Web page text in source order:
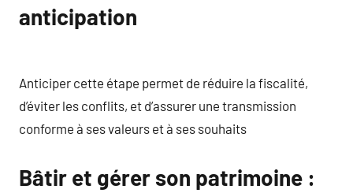
anticipation
Anticiper cette étape permet de réduire la fiscalité,
d’éviter les conflits, et d’assurer une transmission
conforme à ses valeurs et à ses souhaits
Bâtir et gérer son patrimoine :